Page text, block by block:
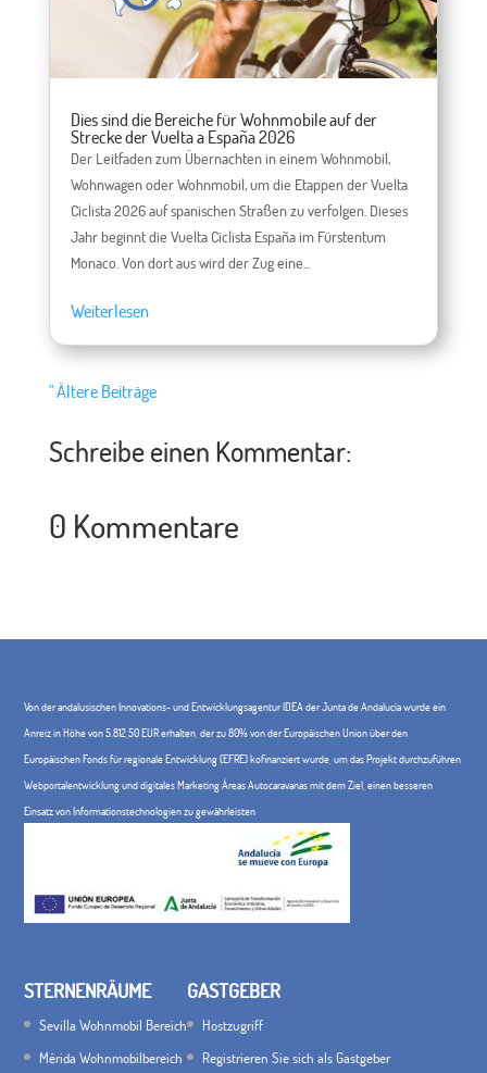
Dies sind die Bereiche für Wohnmobile auf der
Strecke der Vuelta a España 2026
Der Leitfaden zum Übernachten in einem Wohnmobil,
Wohnwagen oder Wohnmobil, um die Etappen der Vuelta
Ciclista 2026 auf spanischen Straßen zu verfolgen. Dieses
Jahr beginnt die Vuelta Ciclista España im Fürstentum
Monaco. Von dort aus wird der Zug eine...
Weiterlesen
" Ältere Beiträge
Schreibe einen Kommentar:
0 Kommentare
Von der andalusischen Innovations- und Entwicklungsagentur IDEA der Junta de Andalucía wurde ein
Anreiz in Höhe von 5.812,50 EUR erhalten, der zu 80% von der Europäischen Union über den
Europäischen Fonds für regionale Entwicklung (EFRE) kofinanziert wurde, um das Projekt durchzuführen
Webportalentwicklung und digitales Marketing Áreas Autocaravanas mit dem Ziel, einen besseren
Einsatz von Informationstechnologien zu gewährleisten
STERNENRÄUME
Sevilla Wohnmobil Bereich
Mérida Wohnmobilbereich
GASTGEBER
Hostzugriff
Registrieren Sie sich als Gastgeber